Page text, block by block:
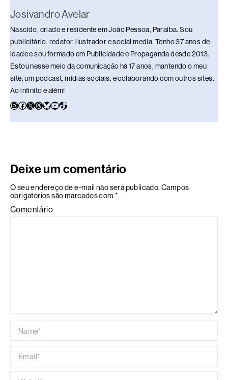
Josivandro Avelar
Nascido, criado e residente em João Pessoa, Paraíba. Sou
publicitário, redator, ilustrador e social media. Tenho 37 anos de
idade e sou formado em Publicidade e Propaganda desde 2013.
Estou nesse meio da comunicação há 17 anos, mantendo o meu
site, um podcast, mídias sociais, e colaborando com outros sites.
Ao infinito e além!
Deixe um comentário
O seu endereço de e-mail não será publicado. Campos
obrigatórios são marcados com *
Comentário